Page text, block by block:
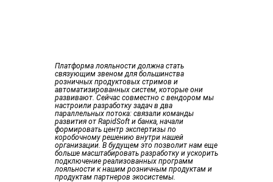
Платформа лояльности должна стать
связующим звеном для большинства
розничных продуктовых стримов и
автоматизированных систем, которые они
развивают. Сейчас совместно с вендором мы
настроили разработку задач в два
параллельных потока: связали команды
развития от RapidSoft и банка, начали
формировать центр экспертизы по
коробочному решению внутри нашей
организации. В будущем это позволит нам еще
больше масштабировать разработку и ускорить
подключение реализованных программ
лояльности к нашим розничным продуктам и
продуктам партнеров экосистемы.